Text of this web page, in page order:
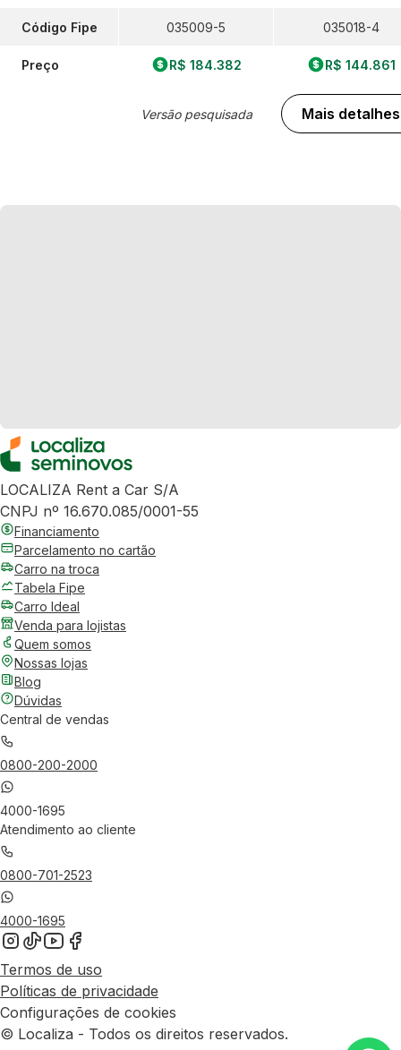
Código Fipe
Preço
035009-5
R$ 184.382
Versão pesquisada
035018-4
R$ 144.861
Mais detalhes
LOCALIZA Rent a Car S/A
CNPJ nº 16.670.085/0001-55
Financiamento
Parcelamento no cartão
Carro na troca
Tabela Fipe
Carro Ideal
Venda para lojistas
Quem somos
Nossas lojas
Blog
Dúvidas
Central de vendas
0800-200-2000
4000-1695
Atendimento ao cliente
0800-701-2523
4000-1695
Termos de uso
Políticas de privacidade
Configurações de cookies
© Localiza - Todos os direitos reservados.